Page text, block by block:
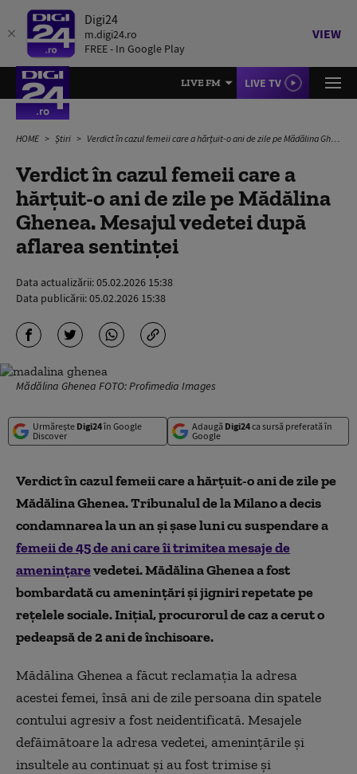
Digi24
m.digi24.ro
FREE - In Google Play
VIEW
LIVE FM LIVE TV
HOME Știri Verdict în cazul femeii care a hărțuit-o ani de zile pe Mădălina Ghenea. Mesajul vedetei după aflarea sentinței
Verdict în cazul femeii care a
hărțuit-o ani de zile pe Mădălina
Ghenea. Mesajul vedetei după
aflarea sentinței
Data actualizării:05.02.2026 15:38
Data publicării:05.02.2026 15:38
Mădălina Ghenea FOTO: Profimedia Images
Urmărește Digi24în Google
Discover
Adaugă Digi24ca sursă preferată în
Google
Verdict în cazul femeii care a hărțuit-o ani de zile pe
Mădălina Ghenea. Tribunalul de la Milano a decis
condamnarea la un an și șase luni cu suspendare a
femeii de 45 de ani care îi trimitea mesaje de
amenințarevedetei. Mădălina Ghenea a fost
bombardată cu amenințări și jigniri repetate pe
rețelele sociale. Inițial, procurorul de caz a cerut o
pedeapsă de 2 ani de închisoare.
Mădălina Ghenea a făcut reclamația la adresa
acestei femei, însă ani de zile persoana din spatele
contului agresiv a fost neidentificată. Mesajele
defăimătoare la adresa vedetei, amenințările și
insultele au continuat și au fost trimise și